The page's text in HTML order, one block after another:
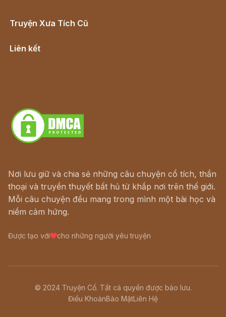
Truyện Xưa Tích Cũ
Liên kết
Nơi lưu giữ và chia sẻ những câu chuyện cổ tích, thần
thoại và truyền thuyết bất hủ từ khắp nơi trên thế giới.
Mỗi câu chuyện đều mang trong mình một bài học và
niềm cảm hứng.
Được tạo với cho những người yêu truyện
© 2024 Truyện Cổ. Tất cả quyền được bảo lưu.
Điều KhoảnBảo MậtLiên Hệ